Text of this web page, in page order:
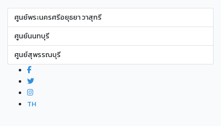
ศูนย์พระนครศรีอยุธยา วาสุกรี
ศูนย์นนทบุรี
ศูนย์สุพรรณบุรี
TH